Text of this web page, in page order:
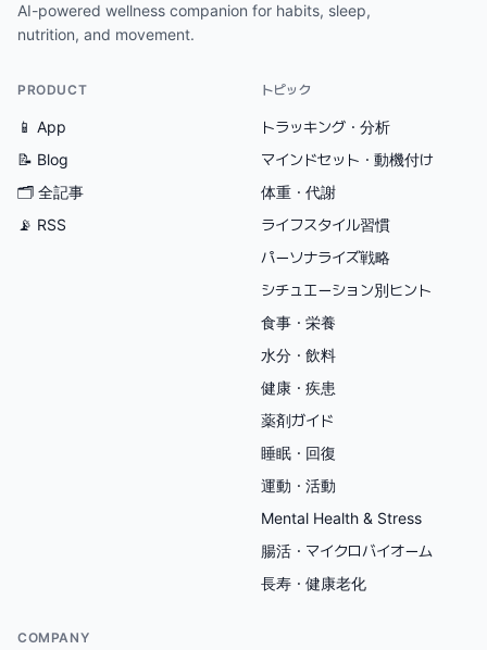
AI-powered wellness companion for habits, sleep,
nutrition, and movement.
PRODUCT
📱 App
📝 Blog
🗂 全記事
📡 RSS
トピック
トラッキング・分析
マインドセット・動機付け
体重・代謝
ライフスタイル習慣
パーソナライズ戦略
シチュエーション別ヒント
食事・栄養
水分・飲料
健康・疾患
薬剤ガイド
睡眠・回復
運動・活動
Mental Health & Stress
腸活・マイクロバイオーム
長寿・健康老化
COMPANY